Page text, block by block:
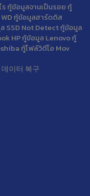
กู้ข้อมูลจานเป็นรอย กู้
กู้ข้อมูลฮาร์ดดิส
SSD Not Detect กู้ข้อมูล
HP กู้ข้อมูล Lenovo กู้
กู้ไฟล์วิดีโอ Mov
이터 복구